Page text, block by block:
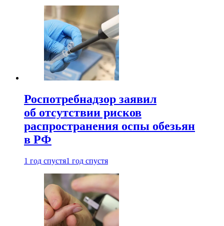
Роспотребнадзор заявил
об отсутствии рисков
распространения оспы обезьян
в РФ
1 год спустя1 год спустя